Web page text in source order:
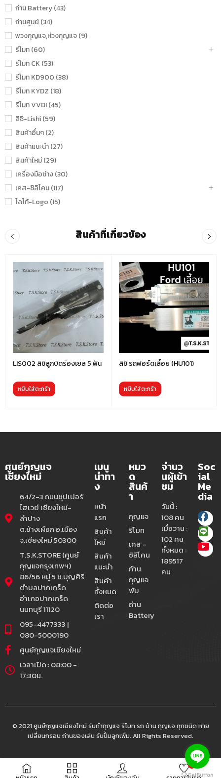
0
ถ่าน Battery (43)
ถ่านศูนย์ (34)
พวงกุญแจ,ห่วงกุญแจ (9)
รีโมท (60)
รีโมท CK (53)
รีโมท KD900 (38)
รีโมท KYDZ (18)
รีโมท VVDI (45)
ลิชิ-Lishi (59)
สินค้าอื่นๆ (2)
สินค้าแนะนำ (27)
สินค้าใหม่ (29)
เครื่องมือช่าง (30)
เคส-ซิลิโคน (117)
โลโก้-Logo (15)
สินค้าที่เกี่ยวข้อง
LIS002 ลิชิลูกบิดร่องเยล 5 ฟัน
หยิบใส่ตะกร้า
ลิชิ รถฟอร์ดเลื้อย (HU101)
หยิบใส่ตะกร้า
ศูนย์กุญแจ
เชียงใหม่
64/2-3 ถนนซุปเปอร์
ไฮเวย์ เชียงใหม่-
ลำปาง
ต.ช้างเผือก อ.เมือง
จ.เชียงใหม่ 50300
T.S.K.STORE (ศูนย์
กุญแจกรุงเทพฯ)
86/56 หมู่ 5 ซ.บุญศิริ
ตำบลปากเกร็ด
อำเภอปากเกร็ด
นนทบุรี 11120
095-4477333 |
080-5000190
ศูนย์กุญแจเชียงใหม่
เวลาเปิด : 08:00 -
17:30น.
เมนู
นำทา
ง
หน้า
แรก
สินค้า
ใหม่
สินค้า
แนะนำ
สินค้า
ทั้งหมด
ติดต่อ
เรา
หมว
ด
สินค้
า
กุญแจ
รีโมท
เคส -
ซิลีโคน
ก้าน
กุญแจ
พับ
ถ่าน
Battery
จำนว
นผู้เข้า
ชม
วันนี้ :
108 คน
เมื่อวาน :
102 คน
ทั้งหมด :
189517
คน
Soc
ial
Me
dia
© 2021 ศูนย์กุญแจเชียงใหม่ รับทำกุญแจ รีโมท รถ บ้าน กุญแจ ทุกชนิด หาย
เปลี่ยนกรอบ ถ่านของเล่น รับปั้มลูกเพิ่ม. All Rights Reserved.